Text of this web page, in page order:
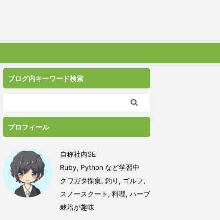
ブログ内キーワード検索
プロフィール
自称社内SE
Ruby, Python など学習中
クワガタ採集, 釣り, ゴルフ,
スノースクート, 料理, ハーブ
栽培が趣味